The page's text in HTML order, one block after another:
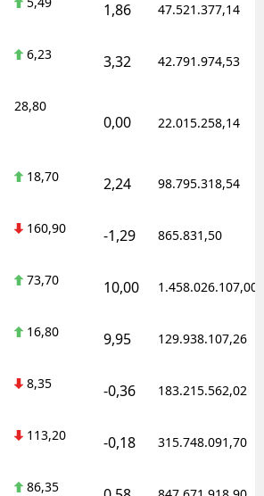
1,86 47.521.377,14
6,23 3,32 42.791.974,53
28,80
0,00 22.015.258,14
18,70 2,24 98.795.318,54
160,90 -1,29 865.831,50
73,70 10,00 1.458.026.107,00
16,80 9,95 129.938.107,26
8,35 -0,36 183.215.562,02
113,20 -0,18 315.748.091,70
86,35